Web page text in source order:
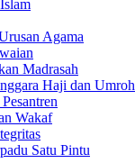
Agama
Madrasah
Haji dan Umroh
Wakaf
Satu Pintu